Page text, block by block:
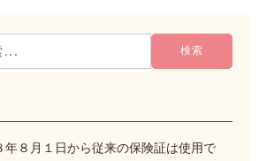
年８月１日から従来の保険証は使用で